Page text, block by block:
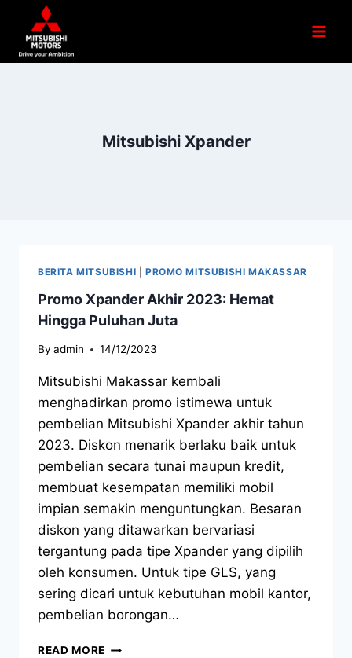
Mitsubishi Xpander
BERITA MITSUBISHI PROMO MITSUBISHI MAKASSAR
Promo Xpander Akhir 2023: Hemat
Hingga Puluhan Juta
By admin 14/12/2023
Mitsubishi Makassar kembali
menghadirkan promo istimewa untuk
pembelian Mitsubishi Xpander akhir tahun
2023. Diskon menarik berlaku baik untuk
pembelian secara tunai maupun kredit,
membuat kesempatan memiliki mobil
impian semakin menguntungkan. Besaran
diskon yang ditawarkan bervariasi
tergantung pada tipe Xpander yang dipilih
oleh konsumen. Untuk tipe GLS, yang
sering dicari untuk kebutuhan mobil kantor,
pembelian borongan…
READ MORE